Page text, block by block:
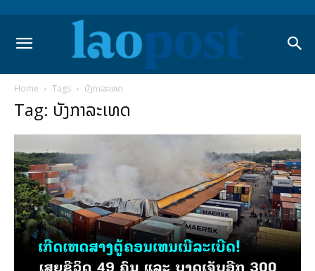
Home Tags ບັງກາລະເທດ
Tag: ບັງກາລະເທດ